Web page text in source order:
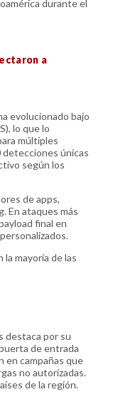
durante el
a
evolucionado bajo
lo que lo
múltiples
detecciones únicas
según los
de apps,
En ataques más
final en
mayoría de las
destaca por su
de entrada
en campañas que
no autorizadas.
de la región.